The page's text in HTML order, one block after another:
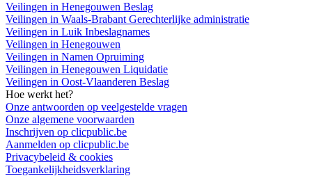
Veilingen in Henegouwen Beslag
Veilingen in Waals-Brabant Gerechterlijke administratie
Veilingen in Luik Inbeslagnames
Veilingen in Henegouwen
Veilingen in Namen Opruiming
Veilingen in Henegouwen Liquidatie
Veilingen in Oost-Vlaanderen Beslag
Hoe werkt het?
Onze antwoorden op veelgestelde vragen
Onze algemene voorwaarden
Inschrijven op clicpublic.be
Aanmelden op clicpublic.be
Privacybeleid & cookies
Toegankelijkheidsverklaring